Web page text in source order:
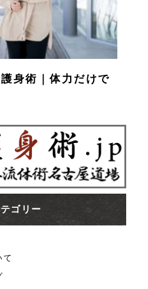
身術｜体力だけで
ゴリー
て